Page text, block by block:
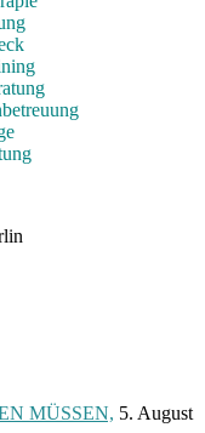
MÜSSEN, 5. August